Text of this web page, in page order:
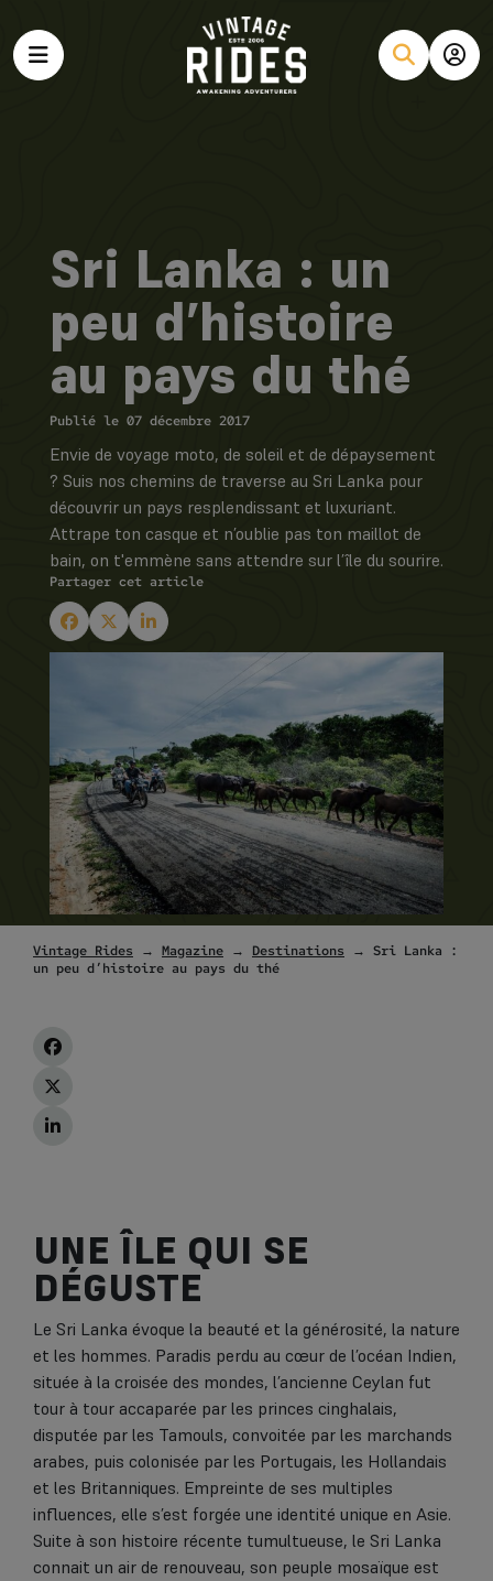
Sri Lanka : un
peu d’histoire
au pays du thé
Publié le 07 décembre 2017
Envie de voyage moto, de soleil et de dépaysement
? Suis nos chemins de traverse au Sri Lanka pour
découvrir un pays resplendissant et luxuriant.
Attrape ton casque et n’oublie pas ton maillot de
bain, on t'emmène sans attendre sur l’île du sourire.
Partager cet article
Vintage Rides → Magazine → Destinations → Sri Lanka :
un peu d’histoire au pays du thé
UNE ÎLE QUI SE
DÉGUSTE
Le Sri Lanka évoque la beauté et la générosité, la nature
et les hommes. Paradis perdu au cœur de l’océan Indien,
située à la croisée des mondes, l’ancienne Ceylan fut
tour à tour accaparée par les princes cinghalais,
disputée par les Tamouls, convoitée par les marchands
arabes, puis colonisée par les Portugais, les Hollandais
et les Britanniques. Empreinte de ses multiples
influences, elle s’est forgée une identité unique en Asie.
Suite à son histoire récente tumultueuse, le Sri Lanka
connait un air de renouveau, son peuple mosaïque est